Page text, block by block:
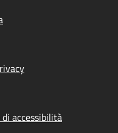
accessibilità